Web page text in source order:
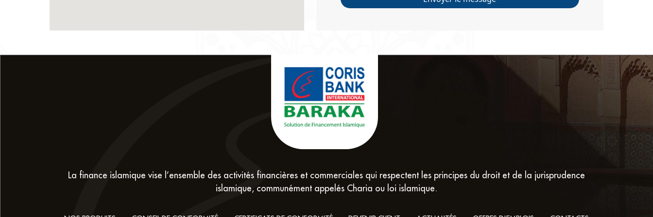
La finance islamique vise l’ensemble des activités financières et commerciales qui respectent les principes du droit et de la jurisprudence
islamique, communément appelés Charia ou loi islamique.